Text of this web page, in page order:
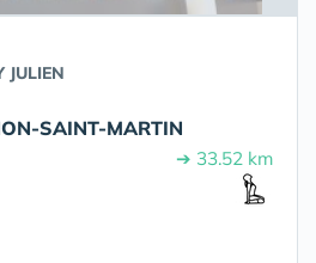
JULIEN
SAINT-MARTIN
➔ 33.52 km